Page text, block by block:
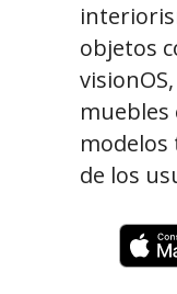
objetos
muebles
de los